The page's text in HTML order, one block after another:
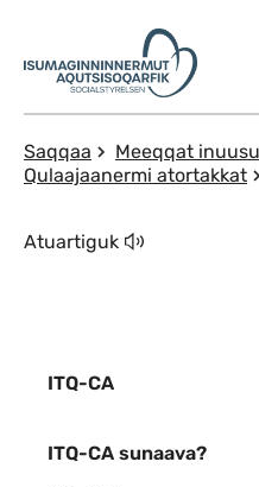
Saqqaa
Meeqqat
Qulaajaanermi atortakkat
Atuartiguk
ITQ-CA
Indhold
ITQ-CA sunaava?